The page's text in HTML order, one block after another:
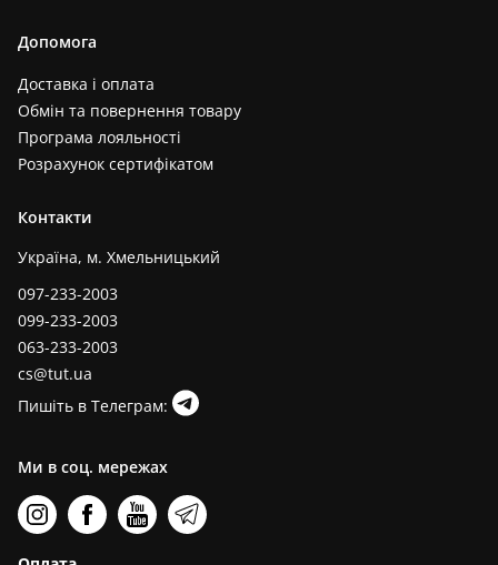
Допомога
Доставка і оплата
Обмін та повернення товару
Програма лояльності
Розрахунок сертифікатом
Контакти
Україна, м. Хмельницький
097-233-2003
099-233-2003
063-233-2003
cs@tut.ua
Пишіть в Телеграм:
Ми в соц. мережах